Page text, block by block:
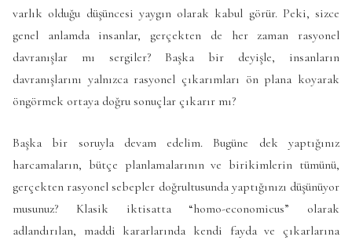
varlık olduğu düşüncesi yaygın olarak kabul görür. Peki, sizce
genel anlamda insanlar, gerçekten de her zaman rasyonel
davranışlar mı sergiler? Başka bir deyişle, insanların
davranışlarını yalnızca rasyonel çıkarımları ön plana koyarak
öngörmek ortaya doğru sonuçlar çıkarır mı?
Başka bir soruyla devam edelim. Bugüne dek yaptığınız
harcamaların, bütçe planlamalarının ve birikimlerin tümünü,
gerçekten rasyonel sebepler doğrultusunda yaptığınızı düşünüyor
musunuz? Klasik iktisatta “homo-economicus” olarak
adlandırılan, maddi kararlarında kendi fayda ve çıkarlarına